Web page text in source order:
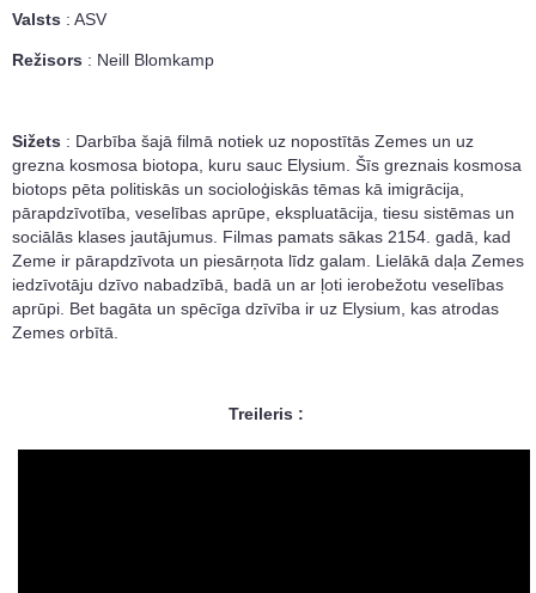
Valsts : ASV
Režisors : Neill Blomkamp
Sižets : Darbība šajā filmā notiek uz nopostītās Zemes un uz
grezna kosmosa biotopa, kuru sauc Elysium. Šīs greznais kosmosa
biotops pēta politiskās un socioloģiskās tēmas kā imigrācija,
pārapdzīvotība, veselības aprūpe, ekspluatācija, tiesu sistēmas un
sociālās klases jautājumus. Filmas pamats sākas 2154. gadā, kad
Zeme ir pārapdzīvota un piesārņota līdz galam. Lielākā daļa Zemes
iedzīvotāju dzīvo nabadzībā, badā un ar ļoti ierobežotu veselības
aprūpi. Bet bagāta un spēcīga dzīvība ir uz Elysium, kas atrodas
Zemes orbītā.
Treileris :